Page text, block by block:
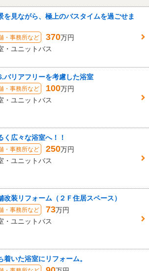
を見ながら、極上のバスタイムを過ごせま
・事務所など 370万円
・ユニットバス
バリアフリーを考慮した浴室
・事務所など 100万円
・ユニットバス
く広々な浴室へ！！
・事務所など 250万円
・ユニットバス
改装リフォーム（２Ｆ住居スペース）
・事務所など 73万円
・ユニットバス
着いた浴室にリフォーム。